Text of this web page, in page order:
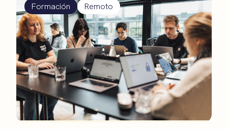
Formación Remoto